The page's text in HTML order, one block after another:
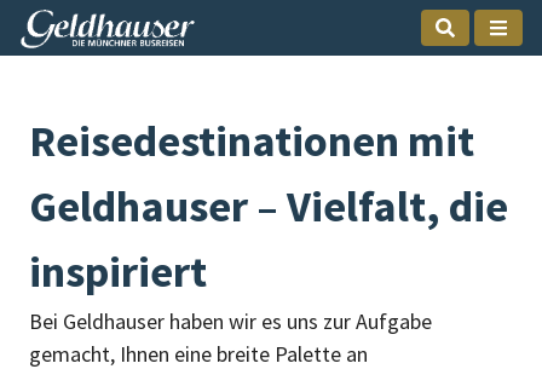
Reisedestinationen mit
Geldhauser – Vielfalt, die
inspiriert
Bei Geldhauser haben wir es uns zur Aufgabe
gemacht, Ihnen eine breite Palette an